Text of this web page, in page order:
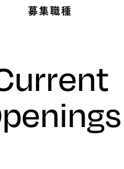
募集職種